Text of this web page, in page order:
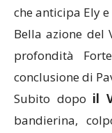
che anticipa Ely
Bella azione del
profondità
conclusione di
Subito dopo il
bandierina,